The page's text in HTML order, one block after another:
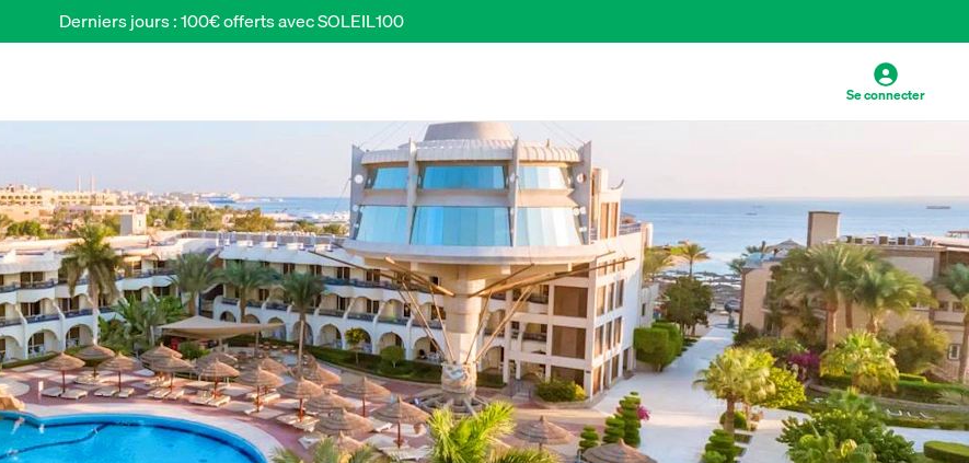
Derniers jours : 100€ offerts avec SOLEIL100
Se connecter